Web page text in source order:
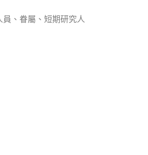
、眷屬、短期研究人